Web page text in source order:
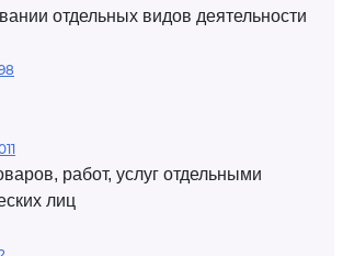
отдельных видов деятельности
работ, услуг отдельными
лиц